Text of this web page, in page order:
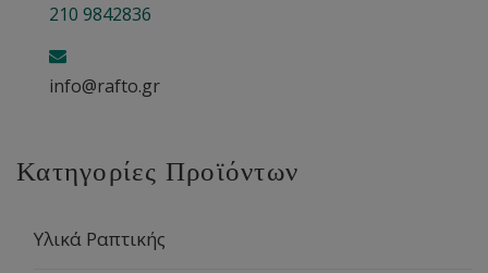
210 9842836
info@rafto.gr
Κατηγορίες Προϊόντων
Υλικά Ραπτικής